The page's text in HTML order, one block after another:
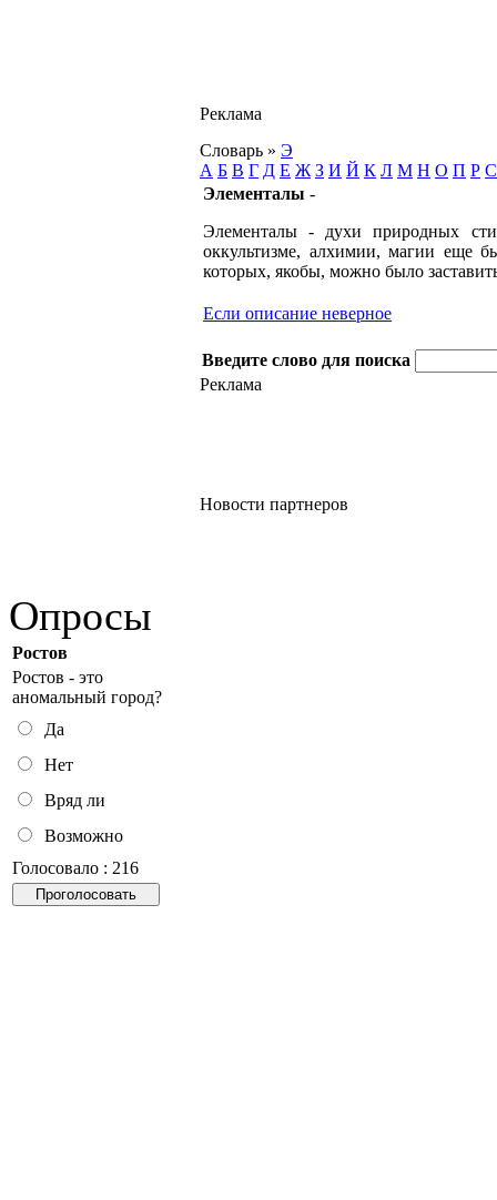
Опросы
Ростов
Ростов - это
аномальный город?
Да
Нет
Вряд ли
Возможно
Голосовало : 216
Реклама
Словарь » Э
А Б В Г Д Е Ж З И Й К Л М Н О П Р С
Элементалы -
Элементалы - духи природных
оккультизме, алхимии, магии еще
которых, якобы, можно было
Если описание неверное
Введите слово для поиска
Реклама
Новости партнеров